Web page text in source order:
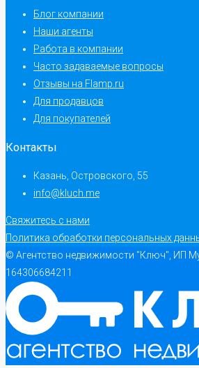
Блог компании
Наши агенты
Работа в компании
Часто задаваемые вопросы
Отзывы на Flamp.ru
Для продавцов
Для покупателей
Контакты
Казань, Островского, 55
info@kluch.me
Свяжитесь с нами
Политика обработки персональных
© Агентство недвижимости "Ключ", ИП
164306684211